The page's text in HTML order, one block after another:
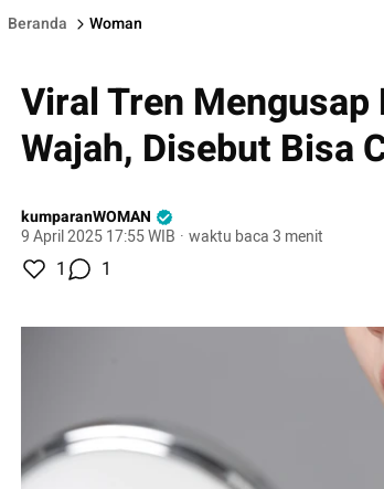
Beranda Woman
Viral Tren
Wajah, Disebut Bisa
kumparanWOMAN
9 April 2025 17:55 WIB · waktu baca 3 menit
1 1